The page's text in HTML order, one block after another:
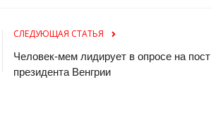
СЛЕДУЮЩАЯ СТАТЬЯ
Человек-мем лидирует в опросе на пост
президента Венгрии